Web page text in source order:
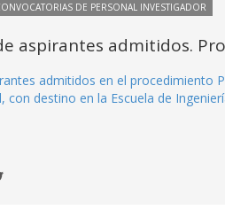
DE PERSONAL INVESTIGADOR
aspirantes admitidos.
admitidos en el procedimiento
con destino en la Escuela de